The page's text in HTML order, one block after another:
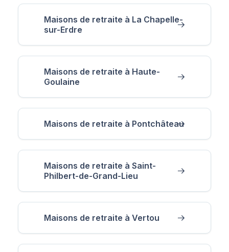
Maisons de retraite à La Chapelle-
sur-Erdre
Maisons de retraite à Haute-
Goulaine
Maisons de retraite à Pontchâteau
Maisons de retraite à Saint-
Philbert-de-Grand-Lieu
Maisons de retraite à Vertou